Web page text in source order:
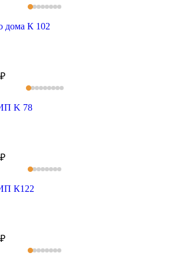
дома К 102
K 78
К122